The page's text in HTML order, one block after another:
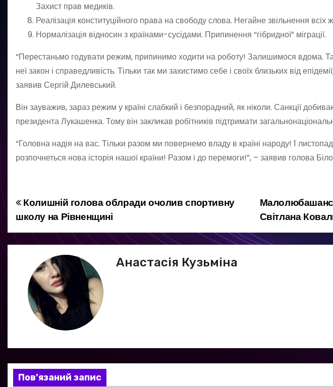
Захист прав медиків.
Реалізація конституційного права на свободу слова. Негайне звільнення всіх
Нормалізація відносин з країнами-сусідами. Припинення “гібридної” міграції.
“Перестаньмо годувати режим, припинимо ходити на роботу! Залишимося вдома.
неї закон і справедливість. Тільки так ми захистимо себе і своїх близьких від
заявив Сергій Дилевський.
Він зауважив, зараз режим у країні слабкий і безпорадний, як ніколи. Санкції
президента Лукашенка. Тому він закликав робітників підтримати
“Головна надія на вас. Тільки разом ми повернемо владу в країні народу! 1
розпочнеться нова історія нашої країни! Разом і до перемоги!”, – заявив голова
Н
а
в
і
я
Світлана
Колишній голова облради очолив спортивну
школу на Рівненщині
Анастасія Кузьміна
Пов’язаний запис